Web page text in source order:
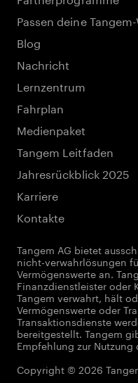
Passen deine
Blog
Nachricht
Lernzentrum
Fahrplan
Medienpaket
Tangem Leitfaden
Jahresrückblick 2025
Karriere
Kontakte
Tangem AG bietet
nicht-verwahrlösungen
Vermögenswerte an.
Finanzdienstleister oder
Tangem verwahrt, hält
Vermögenswerte oder
Transaktionsdienste
bereitgestellt. Tangem
Empfehlung zur